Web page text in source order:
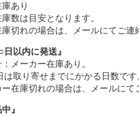
あり
数は目安となります。
庫切れの場合は、メールにてご連
日以内に発送』
メーカー在庫あり。
は取り寄せまでにかかる日数です
ー在庫切れの場合は、メールにて
』